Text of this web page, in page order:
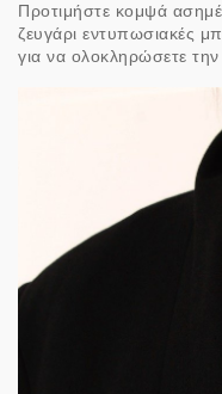
Προτιμήστε κομψά
ζευγάρι εντυπωσιακές
για να ολοκληρώσετε